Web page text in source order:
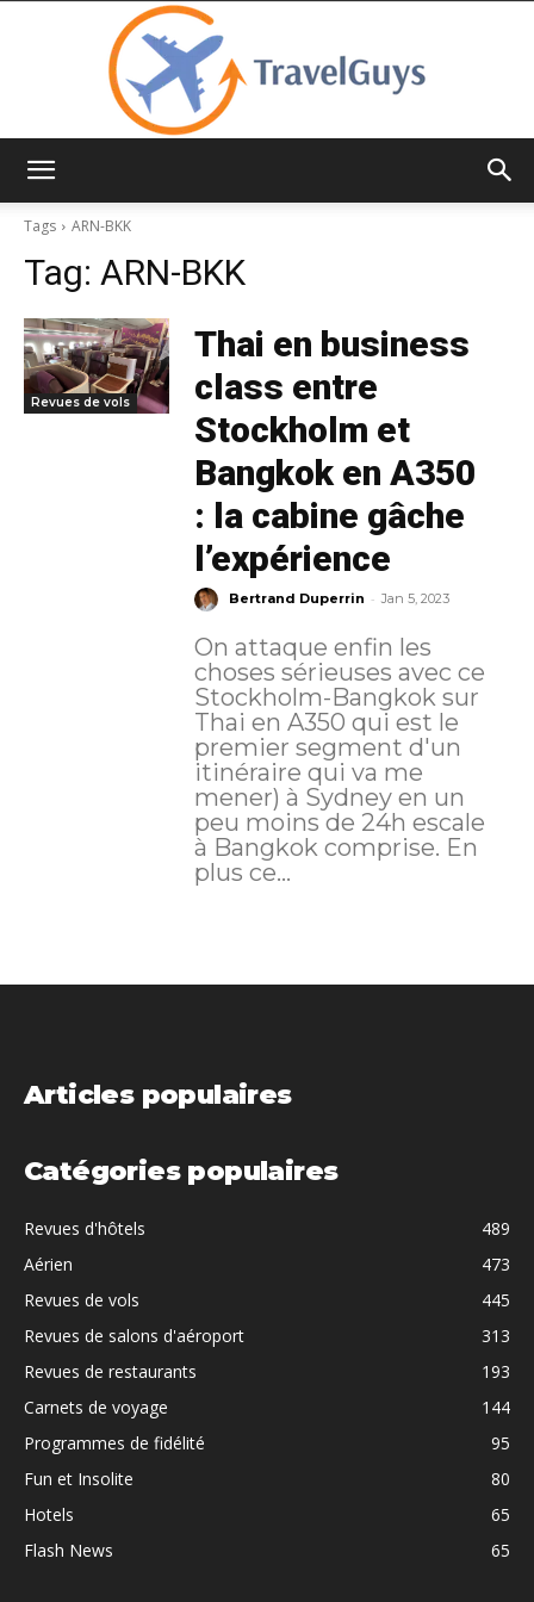
Tags
ARN-BKK
Tag: ARN-BKK
Revues de vols
Thai en business
class entre
Stockholm et
Bangkok en A350
: la cabine gâche
l’expérience
Bertrand Duperrin - Jan 5, 2023
On attaque enfin les
choses sérieuses avec ce
Stockholm-Bangkok sur
Thai en A350 qui est le
premier segment d'un
itinéraire qui va me
mener) à Sydney en un
peu moins de 24h escale
à Bangkok comprise. En
plus ce...
Articles populaires
Catégories populaires
Revues d'hôtels
489
Aérien
473
Revues de vols
445
Revues de salons d'aéroport
313
Revues de restaurants
193
Carnets de voyage
144
Programmes de fidélité
95
Fun et Insolite
80
Hotels
65
Flash News
65